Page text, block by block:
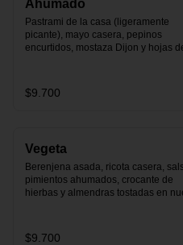
Ahumado
Pastrami de la casa (ligeramente
picante), mayo casera, pepinos
encurtidos, mostaza Dijon y hojas
$9.700
Vegeta
Berenjena asada, ricota casera,
pimientos ahumados, crocante de
hierbas y almendras tostadas en
$9.700